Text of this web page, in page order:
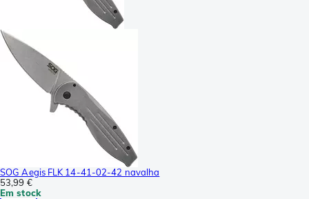
SOG Aegis FLK 14-41-02-42 navalha
53,99 €
Em stock